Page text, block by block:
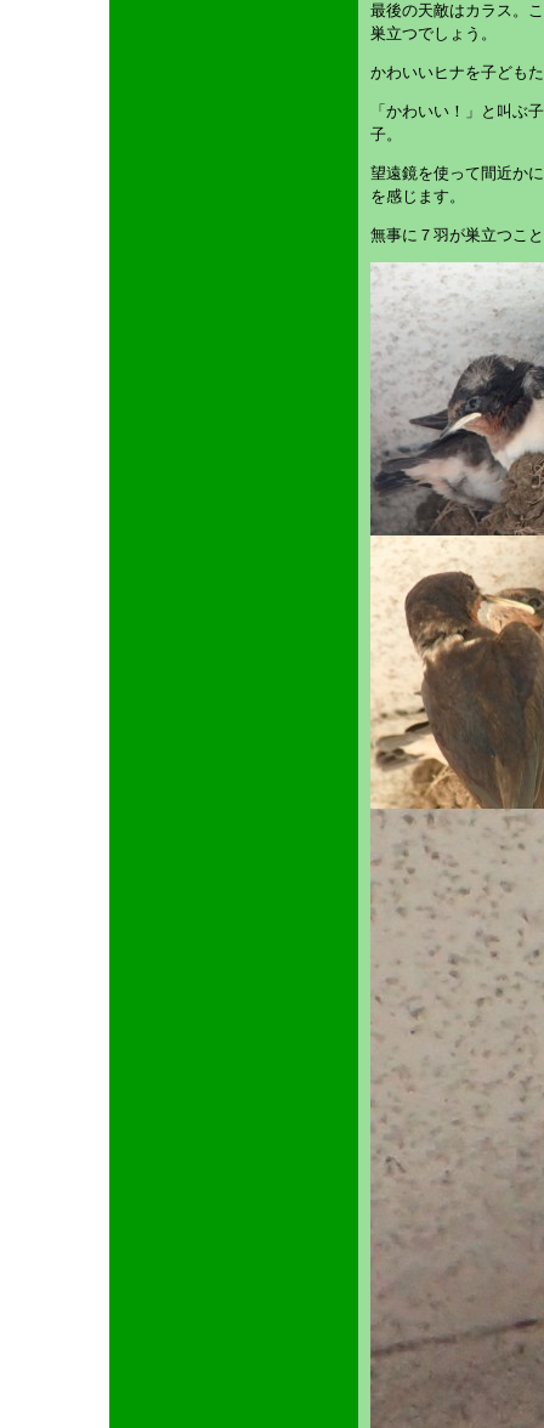
最後の天敵はカラス。
巣立つでしょう。
かわいいヒナを子ども
「かわいい！」と叫ぶ
子。
望遠鏡を使って間近か
を感じます。
無事に７羽が巣立つこ